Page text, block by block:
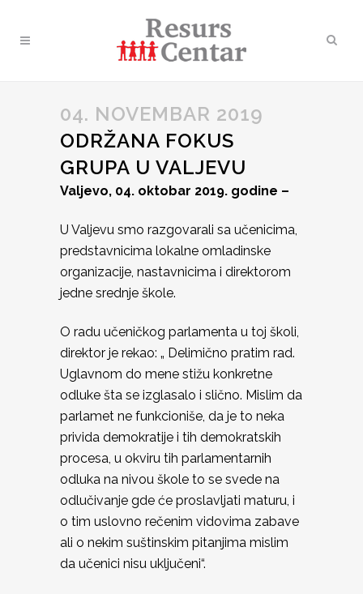
04. NOVEMBAR 2019
ODRŽANA FOKUS
GRUPA U VALJEVU
Valjevo, 04. oktobar 2019. godine –
U Valjevu smo razgovarali sa učenicima,
predstavnicima lokalne omladinske
organizacije, nastavnicima i direktorom
jedne srednje škole.
O radu učeničkog parlamenta u toj školi,
direktor je rekao: „ Delimično pratim rad.
Uglavnom do mene stižu konkretne
odluke šta se izglasalo i slično. Mislim da
parlamet ne funkcioniše, da je to neka
privida demokratije i tih demokratskih
procesa, u okviru tih parlamentarnih
odluka na nivou škole to se svede na
odlučivanje gde će proslavljati maturu, i
o tim uslovno rečenim vidovima zabave
ali o nekim suštinskim pitanjima mislim
da učenici nisu uključeni“.